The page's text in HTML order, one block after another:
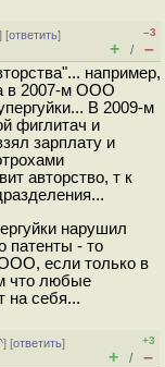
] [ответить]
–3
+ / –
например,
в 2007-м ООО
В 2009-м
фиглитач и
зарплату и
авторство, т к
нарушил
патенты - то
ООО, если только в
что любые
на себя...
] [ответить]
+3
+ / –